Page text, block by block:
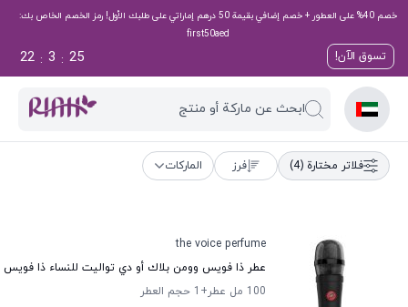
خصم 40% على العطور + خصم إضافي بقيمة 50 درهم إماراتي على طلبك الأول! رمز الخصم الخاص بك:
first50aed
تسوق الآن! 25
:
3
:
22
ابحث عن ماركة أو منتج
فلاتر مختارة (4) فرز الماركات
the voice perfume
عطر ذا فويس وومن بلاك أو دي تواليت للنساء ذا فويس
100 مل عطر
+1 حجم العطر